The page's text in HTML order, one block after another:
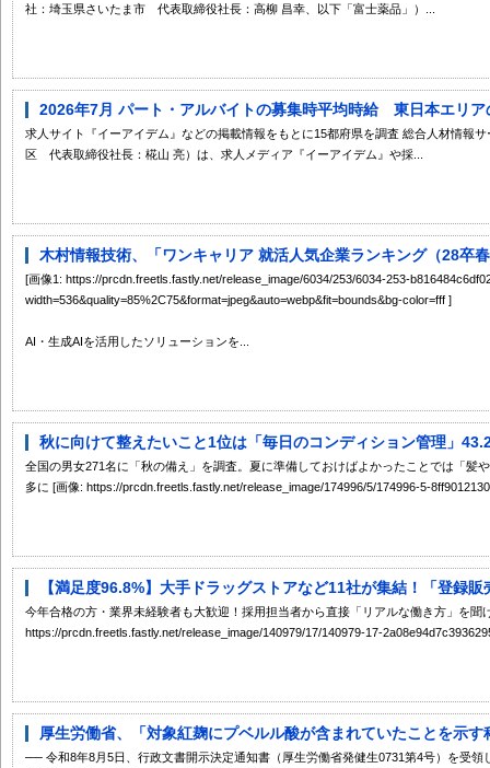
社：埼玉県さいたま市 代表取締役社長：高柳 昌幸、以下「富士薬品」）...
2026年7月 パート・アルバイトの募集時平均時給 東日本エリア
求人サイト『イーアイデム』などの掲載情報をもとに15都府県を調査 総合人材情報
区 代表取締役社長：椛山 亮）は、求人メディア『イーアイデム』や採...
木村情報技術、「ワンキャリア 就活人気企業ランキング（28卒
[画像1: https://prcdn.freetls.fastly.net/release_image/6034/253/6034-253-
width=536&quality=85%2C75&format=jpeg&auto=webp&fit=bounds&bg-color=fff ]
AI・生成AIを活用したソリューションを...
秋に向けて整えたいこと1位は「毎日のコンディション管理」
全国の男女271名に「秋の備え」を調査。夏に準備しておけばよかったことでは「髪
多に [画像: https://prcdn.freetls.fastly.net/release_image/174996/5/174996-5-
【満足度96.8%】大手ドラッグストアなど11社が集結！「登録
今年合格の方・業界未経験者も大歓迎！採用担当者から直接「リアルな働き方」を
https://prcdn.freetls.fastly.net/release_image/140979/17/140979-17-
厚生労働省、「対象紅麹にプベルル酸が含まれていたことを示す
── 令和8年8月5日、行政文書開示決定通知書（厚生労働省発健生0731第4号）を受